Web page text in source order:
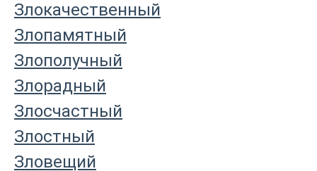
Злокачественный
Злопамятный
Злополучный
Злорадный
Злосчастный
Злостный
Зловещий